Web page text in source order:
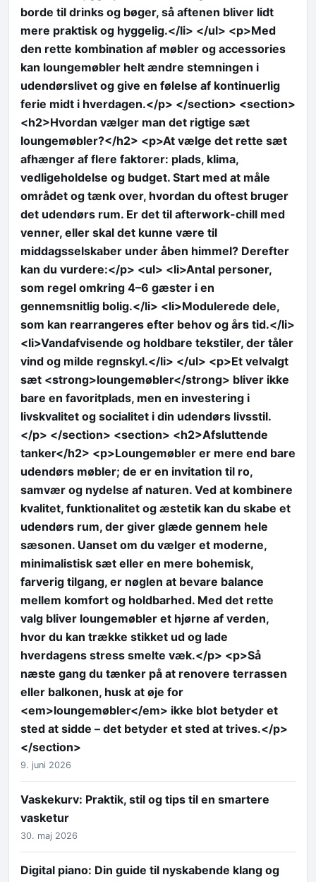
borde til drinks og bøger, så aftenen bliver lidt
mere praktisk og hyggelig.</li> </ul> <p>Med
den rette kombination af møbler og accessories
kan loungemøbler helt ændre stemningen i
udendørslivet og give en følelse af kontinuerlig
ferie midt i hverdagen.</p> </section> <section>
<h2>Hvordan vælger man det rigtige sæt
loungemøbler?</h2> <p>At vælge det rette sæt
afhænger af flere faktorer: plads, klima,
vedligeholdelse og budget. Start med at måle
området og tænk over, hvordan du oftest bruger
det udendørs rum. Er det til afterwork-chill med
venner, eller skal det kunne være til
middagsselskaber under åben himmel? Derefter
kan du vurdere:</p> <ul> <li>Antal personer,
som regel omkring 4–6 gæster i en
gennemsnitlig bolig.</li> <li>Modulerede dele,
som kan rearrangeres efter behov og års tid.</li>
<li>Vandafvisende og holdbare tekstiler, der tåler
vind og milde regnskyl.</li> </ul> <p>Et velvalgt
sæt <strong>loungemøbler</strong> bliver ikke
bare en favoritplads, men en investering i
livskvalitet og socialitet i din udendørs livsstil.
</p> </section> <section> <h2>Afsluttende
tanker</h2> <p>Loungemøbler er mere end bare
udendørs møbler; de er en invitation til ro,
samvær og nydelse af naturen. Ved at kombinere
kvalitet, funktionalitet og æstetik kan du skabe et
udendørs rum, der giver glæde gennem hele
sæsonen. Uanset om du vælger et moderne,
minimalistisk sæt eller en mere bohemisk,
farverig tilgang, er nøglen at bevare balance
mellem komfort og holdbarhed. Med det rette
valg bliver loungemøbler et hjørne af verden,
hvor du kan trække stikket ud og lade
hverdagens stress smelte væk.</p> <p>Så
næste gang du tænker på at renovere terrassen
eller balkonen, husk at øje for
<em>loungemøbler</em> ikke blot betyder et
sted at sidde – det betyder et sted at trives.</p>
</section>
9. juni 2026
Vaskekurv: Praktik, stil og tips til en smartere
vasketur
30. maj 2026
Digital piano: Din guide til nyskabende klang og